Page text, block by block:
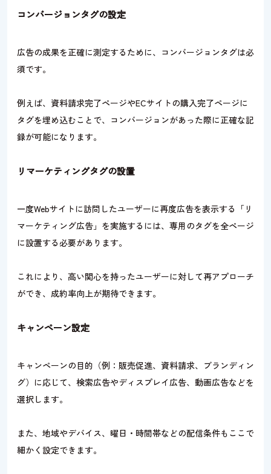
コンバージョンタグの設定
広告の成果を正確に測定するために、コンバージョンタグは必
須です。
例えば、資料請求完了ページやECサイトの購入完了ページに
タグを埋め込むことで、コンバージョンがあった際に正確な記
録が可能になります。
リマーケティングタグの設置
一度Webサイトに訪問したユーザーに再度広告を表示する「リ
マーケティング広告」を実施するには、専用のタグを全ページ
に設置する必要があります。
これにより、高い関心を持ったユーザーに対して再アプローチ
ができ、成約率向上が期待できます。
キャンペーン設定
キャンペーンの目的（例：販売促進、資料請求、ブランディン
グ）に応じて、検索広告やディスプレイ広告、動画広告などを
選択します。
また、地域やデバイス、曜日・時間帯などの配信条件もここで
細かく設定できます。